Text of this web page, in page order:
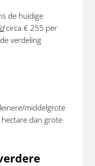
de huidige
circa € 255 per
verdeling
middelgrote
dan grote